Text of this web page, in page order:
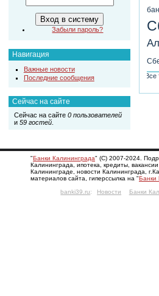
Забыли пароль?
Навигация
Важные новости
Последние сообщения
Сейчас на сайте
Сейчас на сайте 0 пользователей
и 59 гостей.
Все
"Банки Калининграда" (С) 2007-2024.
Калининграда, ипотека, кредиты,
Калининграде, новости Калининграда,
материалов сайта, гиперссылка на "Банки
banki39.ru: Новости Банки